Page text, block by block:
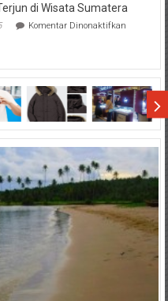
di Wisata Sumatera
Komentar Dinonaktifkanpada
di
Wisata
Sumatera